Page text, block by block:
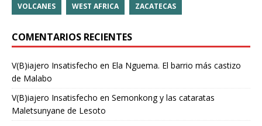
VOLCANES WEST AFRICA ZACATECAS
COMENTARIOS RECIENTES
V(B)iajero Insatisfecho en Ela Nguema. El barrio más castizo
de Malabo
V(B)iajero Insatisfecho en Semonkong y las cataratas
Maletsunyane de Lesoto